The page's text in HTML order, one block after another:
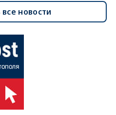
новости